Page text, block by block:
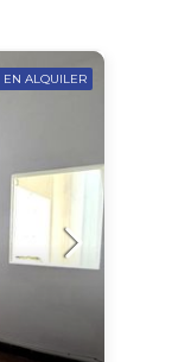
EN ALQUILER